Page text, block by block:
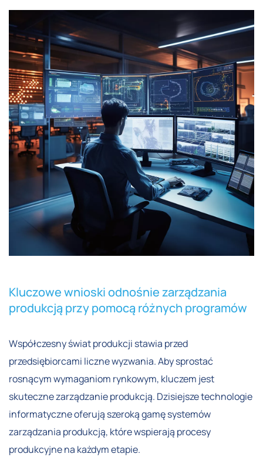
Kluczowe wnioski odnośnie zarządzania
produkcją przy pomocą różnych programów
Współczesny świat produkcji stawia przed
przedsiębiorcami liczne wyzwania. Aby sprostać
rosnącym wymaganiom rynkowym, kluczem jest
skuteczne zarządzanie produkcją. Dzisiejsze technologie
informatyczne oferują szeroką gamę systemów
zarządzania produkcją, które wspierają procesy
produkcyjne na każdym etapie.